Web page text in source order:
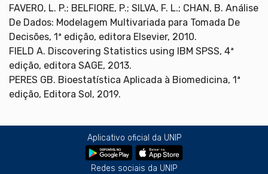
FAVERO, L. P.; BELFIORE, P.; SILVA, F. L.; CHAN, B. Análise
De Dados: Modelagem Multivariada para Tomada De
Decisões, 1ª edição, editora Elsevier, 2010.
FIELD A. Discovering Statistics using IBM SPSS, 4ª
edição, editora SAGE, 2013.
PERES GB. Bioestatística Aplicada à Biomedicina, 1ª
edição, Editora Sol, 2019.
Aplicativo oficial da UNIP
Redes sociais da UNIP